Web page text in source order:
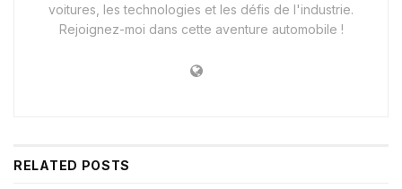
voitures, les technologies et les défis de l'industrie.
Rejoignez-moi dans cette aventure automobile !
RELATED POSTS